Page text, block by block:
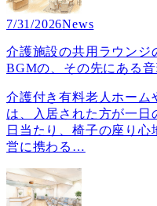
7/31/2026News
介護施設の共用ラウン
BGMの、その先にある音
介護付き有料老人ホーム
は、入居された方が一日
日当たり、椅子の座り
営に携わる …